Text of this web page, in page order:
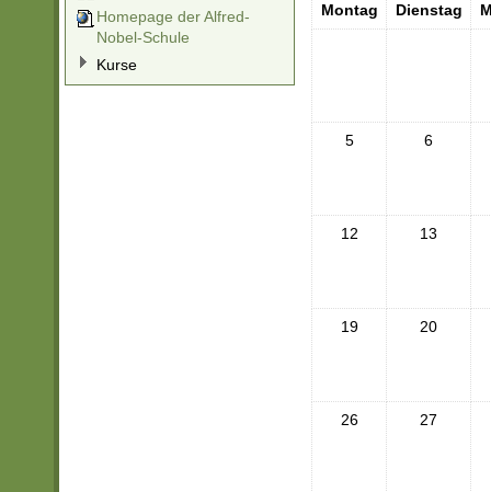
Montag Dienstag
5 6
12 13
19 20
26 27
Homepage der Alfred-
Nobel-Schule
Kurse